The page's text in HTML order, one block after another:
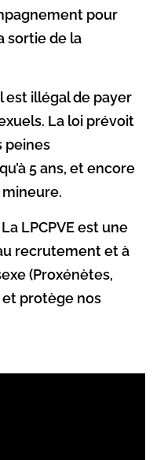
pour
sortie de la
est illégal de payer
La loi prévoit
peines
5 ans, et encore
La LPCPVE est une
recrutement et à
(Proxénètes,
protège nos